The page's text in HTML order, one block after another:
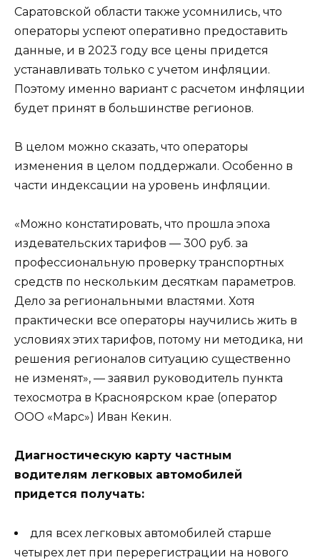
Саратовской области также усомнились, что
операторы успеют оперативно предоставить
данные, и в 2023 году все цены придется
устанавливать только с учетом инфляции.
Поэтому именно вариант с расчетом инфляции
будет принят в большинстве регионов.
В целом можно сказать, что операторы
изменения в целом поддержали. Особенно в
части индексации на уровень инфляции.
«Можно констатировать, что прошла эпоха
издевательских тарифов — 300 руб. за
профессиональную проверку транспортных
средств по нескольким десяткам параметров.
Дело за региональными властями. Хотя
практически все операторы научились жить в
условиях этих тарифов, потому ни методика, ни
решения регионалов ситуацию существенно
не изменят», — заявил руководитель пункта
техосмотра в Красноярском крае (оператор
ООО «Марс») Иван Кекин.
Диагностическую карту частным
водителям легковых автомобилей
придется получать:
для всех легковых автомобилей старше
четырех лет при перерегистрации на нового